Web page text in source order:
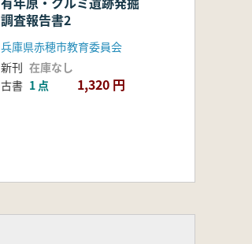
調査報告書2
兵庫県赤穂市教育委員会
新刊 在庫なし
古書 1 点 1,320 円